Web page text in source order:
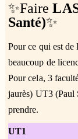
✨Faire
Santé)✨
Pour ce qui est
beaucoup de
Pour cela, 3
jaurès) UT3 (Paul
prendre.
UT1